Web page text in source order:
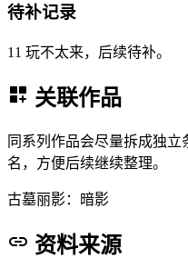
待补记录
11 玩不太来，后续待补。
关联作品
同系列作品会尽量拆成独
名，方便后续继续整理。
古墓丽影：暗影
资料来源